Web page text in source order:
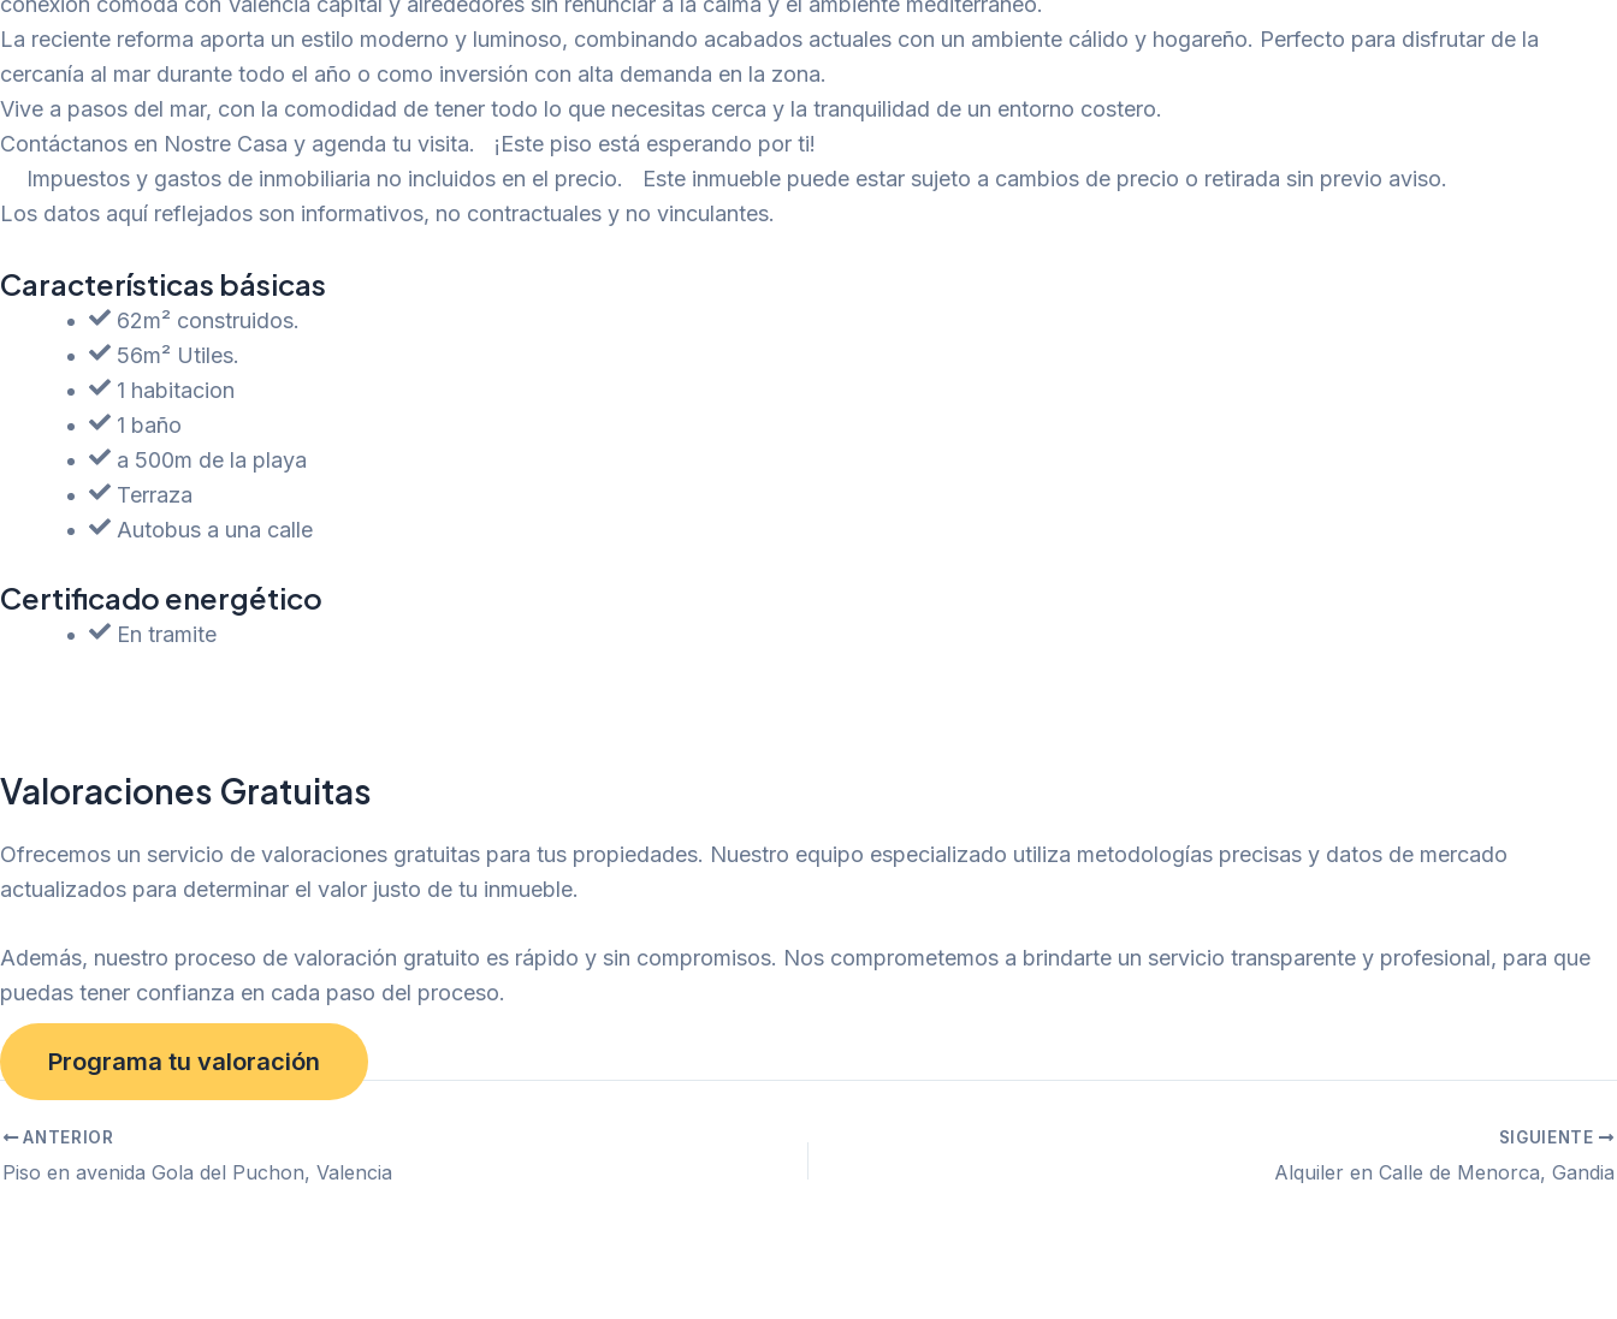
La reciente reforma aporta un estilo moderno y luminoso, combinando acabados actuales con un ambiente cálido y hogareño. Perfecto para disfrutar de la
cercanía al mar durante todo el año o como inversión con alta demanda en la zona.
Vive a pasos del mar, con la comodidad de tener todo lo que necesitas cerca y la tranquilidad de un entorno costero.
Contáctanos en Nostre Casa y agenda tu visita. ¡Este piso está esperando por ti!
Impuestos y gastos de inmobiliaria no incluidos en el precio. Este inmueble puede estar sujeto a cambios de precio o retirada sin previo aviso.
Los datos aquí reflejados son informativos, no contractuales y no vinculantes.
Características básicas
62m² construidos.
56m² Utiles.
1 habitacion
1 baño
a 500m de la playa
Terraza
Autobus a una calle
Certificado energético
En tramite
Valoraciones Gratuitas
Ofrecemos un servicio de valoraciones gratuitas para tus propiedades. Nuestro equipo especializado utiliza metodologías precisas y datos de mercado
actualizados para determinar el valor justo de tu inmueble.
Además, nuestro proceso de valoración gratuito es rápido y sin compromisos. Nos comprometemos a brindarte un servicio transparente y profesional, para que
puedas tener confianza en cada paso del proceso.
Programa tu valoración
ANTERIOR
Piso en avenida Gola del Puchon, Valencia
SIGUIENTE
Alquiler en Calle de Menorca, Gandia